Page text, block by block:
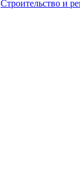
Строительство и